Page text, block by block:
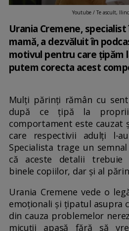
Youtube / Te ascult,
Urania Cremene,
mamă, a dezvăluit în
motivul pentru care țipăm
putem corecta acest
Mulți părinți rămân cu
după ce țipă la
comportament este cauzat
care respectivii adulți l-
Specialista trage un
că aceste detalii trebuie
binele copiilor, dar și al
Urania Cremene vede o
emoționali și țipatul asupra
din cauza problemelor
micuții apasă fără să